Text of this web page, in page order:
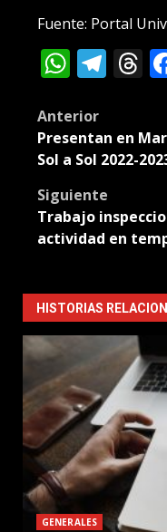
Fuente: Portal
Post
navigation
Anterior
Presentan en
Sol a Sol 2022-
Siguiente
Trabajo
actividad en
HISTORIAS
GENERALES